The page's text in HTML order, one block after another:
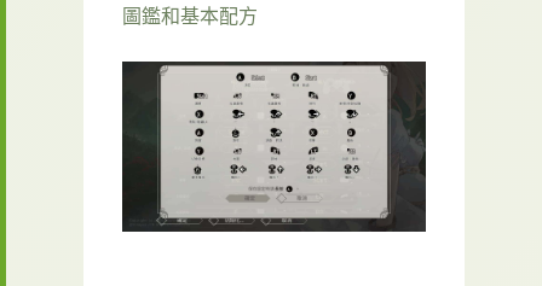
圖鑑和基本配方